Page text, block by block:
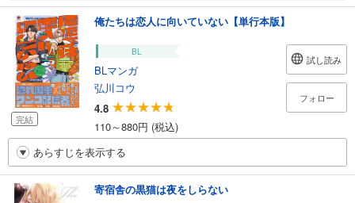
完結
俺たちは恋人に向いていない【単行本版】
BL
BLマンガ
弘川コウ
4.8
110～880円 (税込)
試し読み
フォロー
あらすじを表示する
寄宿舎の黒猫は夜をしらない